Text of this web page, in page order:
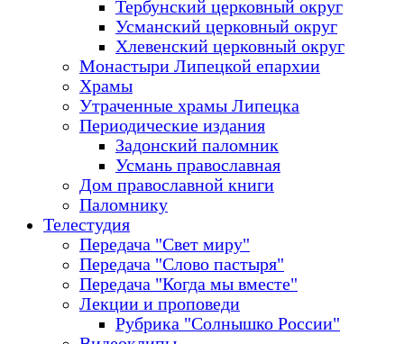
Тербунский церковный округ
Усманский церковный округ
Хлевенский церковный округ
Монастыри Липецкой епархии
Храмы
Утраченные храмы Липецка
Периодические издания
Задонский паломник
Усмань православная
Дом православной книги
Паломнику
Телестудия
Передача "Свет миру"
Передача "Слово пастыря"
Передача "Когда мы вместе"
Лекции и проповеди
Рубрика "Солнышко России"